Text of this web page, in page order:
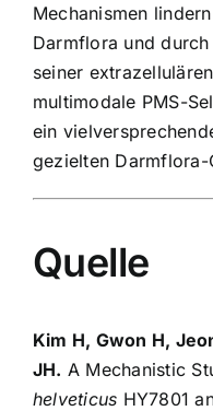
Mechanismen
Darmflora und
seiner
multimodale PMS-
ein
gezielten Darmflora-
Quelle
Kim H, Gwon H,
JH. A Mechanistic
helveticus HY7801